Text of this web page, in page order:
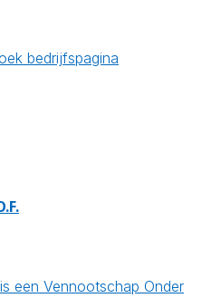
bedrijfspagina
een Vennootschap Onder